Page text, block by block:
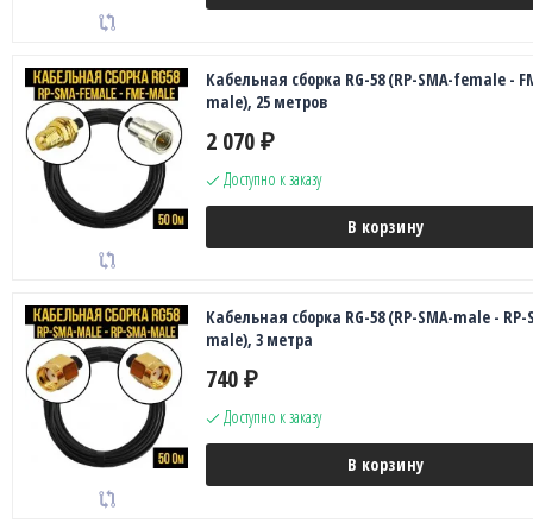
Кабельная сборка RG-58 (RP-SMA-female -
male), 25 метров
2 070 ₽
Доступно к заказу
В корзину
Кабельная сборка RG-58 (RP-SMA-male - RP-
male), 3 метра
740 ₽
Доступно к заказу
В корзину